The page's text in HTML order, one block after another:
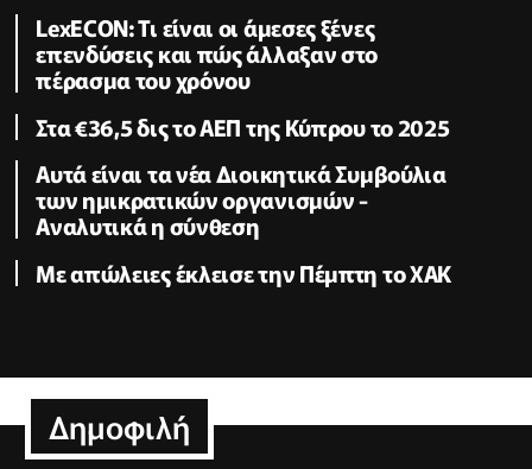
LexECON: Τι είναι οι άμεσες ξένες
επενδύσεις και πώς άλλαξαν στο
πέρασμα του χρόνου
Στα €36,5 δις το ΑΕΠ της Κύπρου το 2025
Αυτά είναι τα νέα Διοικητικά Συμβούλια
των ημικρατικών οργανισμών -
Αναλυτικά η σύνθεση
Με απώλειες έκλεισε την Πέμπτη το ΧΑΚ
Δημοφιλή